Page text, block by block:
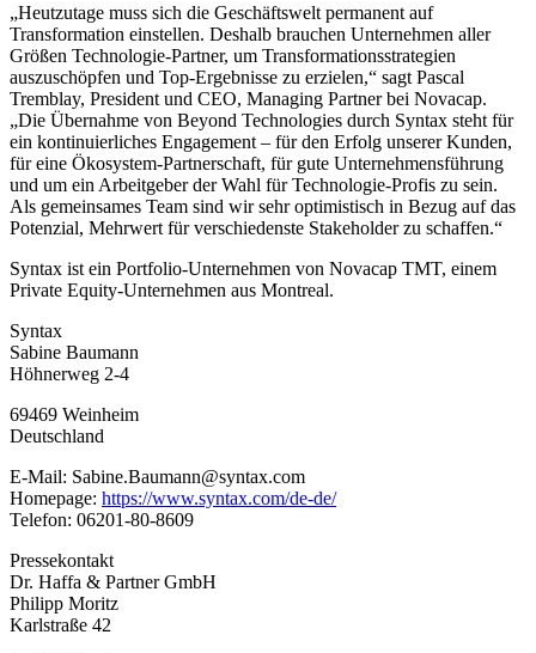
„Heutzutage muss sich die Geschäftswelt permanent auf
Transformation einstellen. Deshalb brauchen Unternehmen aller
Größen Technologie-Partner, um Transformationsstrategien
auszuschöpfen und Top-Ergebnisse zu erzielen,“ sagt Pascal
Tremblay, President und CEO, Managing Partner bei Novacap.
„Die Übernahme von Beyond Technologies durch Syntax steht für
ein kontinuierliches Engagement – für den Erfolg unserer Kunden,
für eine Ökosystem-Partnerschaft, für gute Unternehmensführung
und um ein Arbeitgeber der Wahl für Technologie-Profis zu sein.
Als gemeinsames Team sind wir sehr optimistisch in Bezug auf das
Potenzial, Mehrwert für verschiedenste Stakeholder zu schaffen.“
Syntax ist ein Portfolio-Unternehmen von Novacap TMT, einem
Private Equity-Unternehmen aus Montreal.
Syntax
Sabine Baumann
Höhnerweg 2-4
69469 Weinheim
Deutschland
E-Mail: Sabine.Baumann@syntax.com
Homepage: https://www.syntax.com/de-de/
Telefon: 06201-80-8609
Pressekontakt
Dr. Haffa & Partner GmbH
Philipp Moritz
Karlstraße 42